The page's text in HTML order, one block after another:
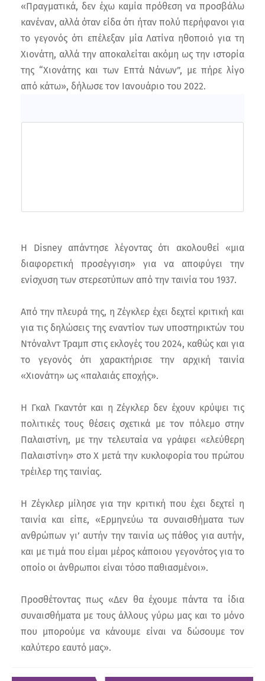
«Πραγματικά, δεν έχω καμία πρόθεση να προσβάλω
κανέναν, αλλά όταν είδα ότι ήταν πολύ περήφανοι για
το γεγονός ότι επέλεξαν μία Λατίνα ηθοποιό για τη
Χιονάτη, αλλά την αποκαλείται ακόμη ως την ιστορία
της “Χιονάτης και των Επτά Νάνων”, με πήρε λίγο
από κάτω», δήλωσε τον Ιανουάριο του 2022.
Η Disney απάντησε λέγοντας ότι ακολουθεί «μια
διαφορετική προσέγγιση» για να αποφύγει την
ενίσχυση των στερεοτύπων από την ταινία του 1937.
Από την πλευρά της, η Ζέγκλερ έχει δεχτεί κριτική και
για τις δηλώσεις της εναντίον των υποστηρικτών του
Ντόναλντ Τραμπ στις εκλογές του 2024, καθώς και για
το γεγονός ότι χαρακτήρισε την αρχική ταινία
«Χιονάτη» ως «παλαιάς εποχής».
Η Γκαλ Γκαντότ και η Ζέγκλερ δεν έχουν κρύψει τις
πολιτικές τους θέσεις σχετικά με τον πόλεμο στην
Παλαιστίνη, με την τελευταία να γράφει «ελεύθερη
Παλαιστίνη» στο X μετά την κυκλοφορία του πρώτου
τρέιλερ της ταινίας.
Η Ζέγκλερ μίλησε για την κριτική που έχει δεχτεί η
ταινία και είπε, «Ερμηνεύω τα συναισθήματα των
ανθρώπων γι’ αυτήν την ταινία ως πάθος για αυτήν,
και με τιμά που είμαι μέρος κάποιου γεγονότος για το
οποίο οι άνθρωποι είναι τόσο παθιασμένοι».
Προσθέτοντας πως «Δεν θα έχουμε πάντα τα ίδια
συναισθήματα με τους άλλους γύρω μας και το μόνο
που μπορούμε να κάνουμε είναι να δώσουμε τον
καλύτερο εαυτό μας».